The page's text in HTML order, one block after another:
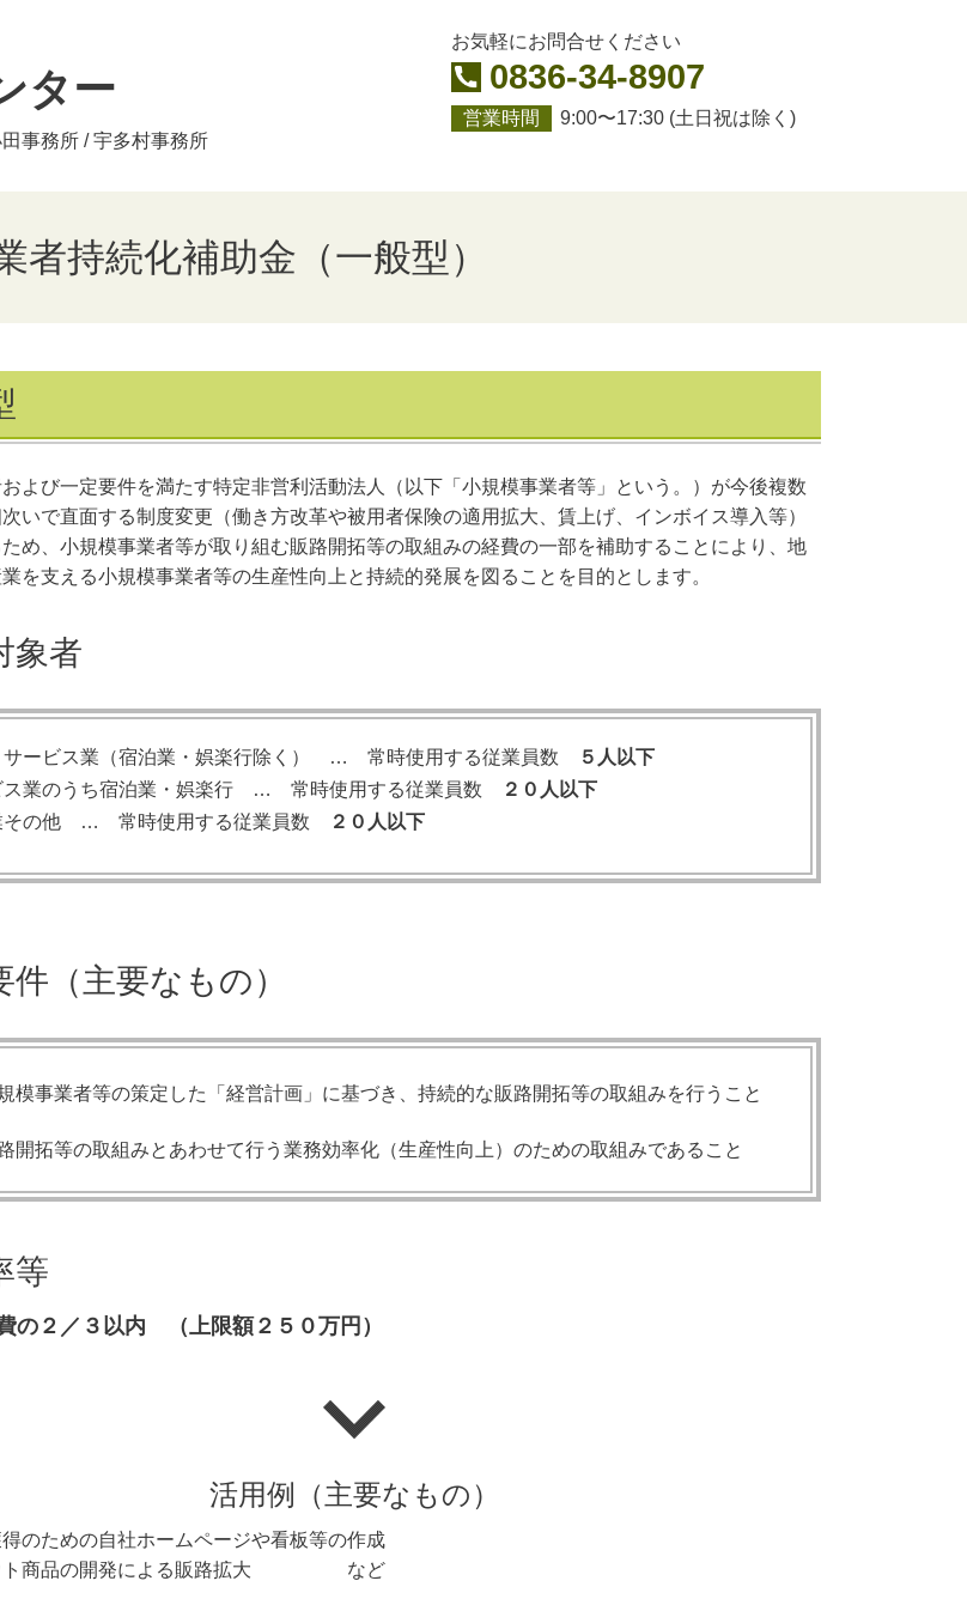
ター
事務所 / 宇多村事務所
お気軽にお問合せください
0836-34-8907
営業時間 9:00〜17:30 (土日祝は除く)
者持続化補助金（一般型）
よび一定要件を満たす特定非営利活動法人（以下「小規模事業者等」という。）が今後複数
いで直面する制度変更（働き方改革や被用者保険の適用拡大、賃上げ、インボイス導入等）
め、小規模事業者等が取り組む販路開拓等の取組みの経費の一部を補助することにより、地
を支える小規模事業者等の生産性向上と持続的発展を図ることを目的とします。
象者
サービス業（宿泊業・娯楽行除く） … 常時使用する従業員数
５人以下
ス業のうち宿泊業・娯楽行 … 常時使用する従業員数
２０人以下
その他 … 常時使用する従業員数
２０人以下
件（主要なもの）
模事業者等の策定した「経営計画」に基づき、持続的な販路開拓等の取組みを行うこと
開拓等の取組みとあわせて行う業務効率化（生産性向上）のための取組みであること
等
の２／３以内 （上限額２５０万円）
活用例（主要なもの）
得のための自社ホームページや看板等の作成
ウト商品の開発による販路拡大 など